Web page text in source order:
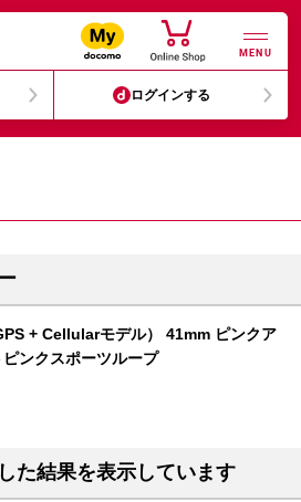
MENU
ログインする
+ Cellularモデル） 41mm ピンクア
ンクスポーツループ
た結果を表示しています